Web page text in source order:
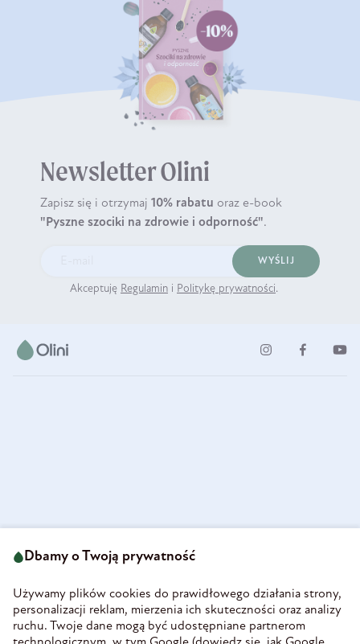
Newsletter Olini
Zapisz się i otrzymaj 10% rabatu oraz e-book
"Pyszne szociki na zdrowie i odporność".
WYŚLIJ
Akceptuję Regulamin i Politykę prywatności.
58-160 Świebodzice
REGON 890213034
INFORMACJE
Dbamy o Twoją prywatność
Używamy plików cookies do prawidłowego działania strony,
personalizacji reklam, mierzenia ich skuteczności oraz analizy
ruchu. Twoje dane mogą być udostępniane partnerom